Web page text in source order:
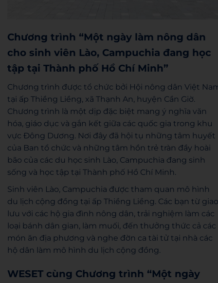
Chương trình “Một ngày làm nông dân
cho sinh viên Lào, Campuchia đang học
tập tại Thành phố Hồ Chí Minh”
Chương trình được tổ chức bởi Hội nông dân Việt
tại ấp Thiềng Liềng, xã Thạnh An, huyện Cần Giờ.
Chương trình là một dịp đặc biệt mang ý nghĩa văn
hóa, giáo dục và gắn kết giữa các quốc gia trong khu
vực Đông Dương. Nơi đây đã hội tụ những tâm huyết
của Ban tổ chức và những tâm hồn trẻ tràn đầy hoài
bão của các du học sinh Lào, Campuchia đang sinh
sống và học tập tại Thành phố Hồ Chí Minh.
Sinh viên Lào, Campuchia được tham quan mô hình
du lịch cộng đồng tại ấp Thiềng Liềng. Các bạn từ giao
lưu với các hộ gia đình nông dân, trải nghiệm làm các
loại bánh dân gian, làm muối, đến thưởng thức cả các
món ăn địa phương và nghe đờn ca tài tử tại nhà các
hộ dân làm mô hình du lịch cộng đồng.
WESET cùng Chương trình “Một ngày